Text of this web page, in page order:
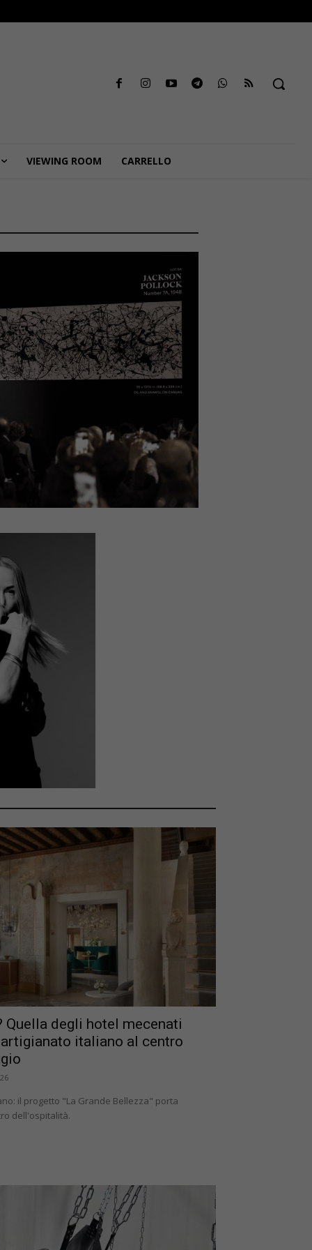
VIEWING ROOM CARRELLO
Quella degli hotel mecenati
italiano al centro
il progetto "La Grande Bellezza" porta
dell'ospitalità.